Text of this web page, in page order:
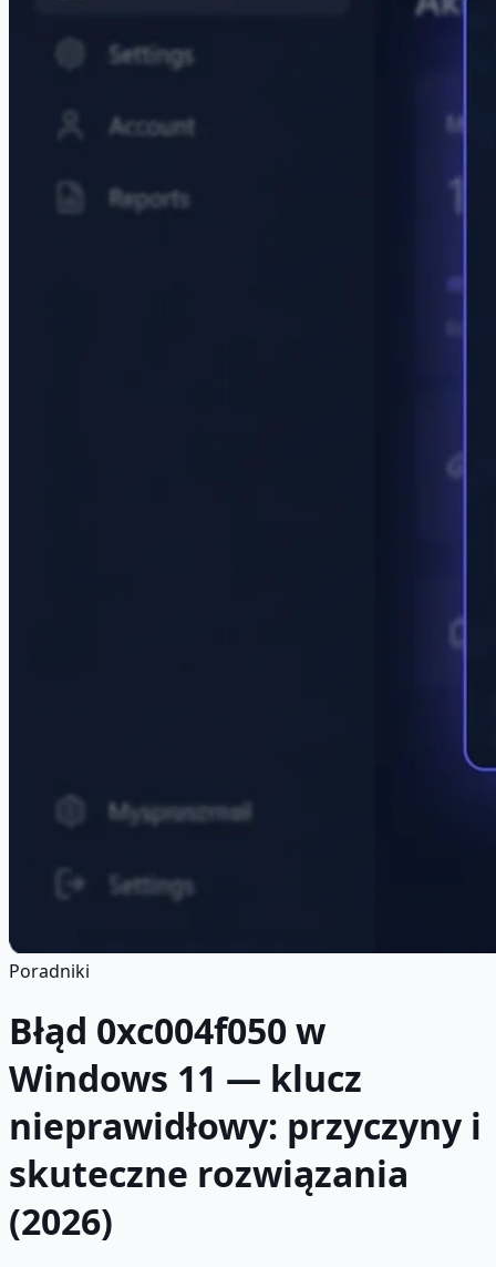
Poradniki
Błąd 0xc004f050 w
Windows 11 — klucz
nieprawidłowy: przyczyny i
skuteczne rozwiązania
(2026)